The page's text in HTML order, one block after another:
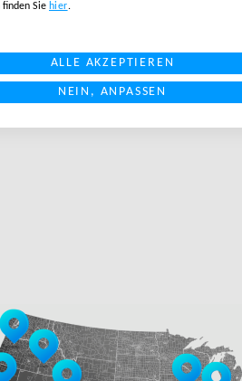
ZURÜCK ZUR ÜBERSICHT
Sie hier.
ALLE AKZEPTIEREN
NEIN, ANPASSEN